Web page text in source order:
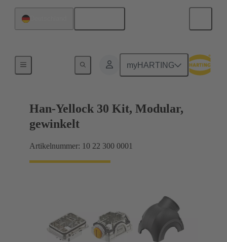
myHARTING
Han-Yellock 30 Kit, Modular,
gewinkelt
Artikelnummer: 10 22 300 0001